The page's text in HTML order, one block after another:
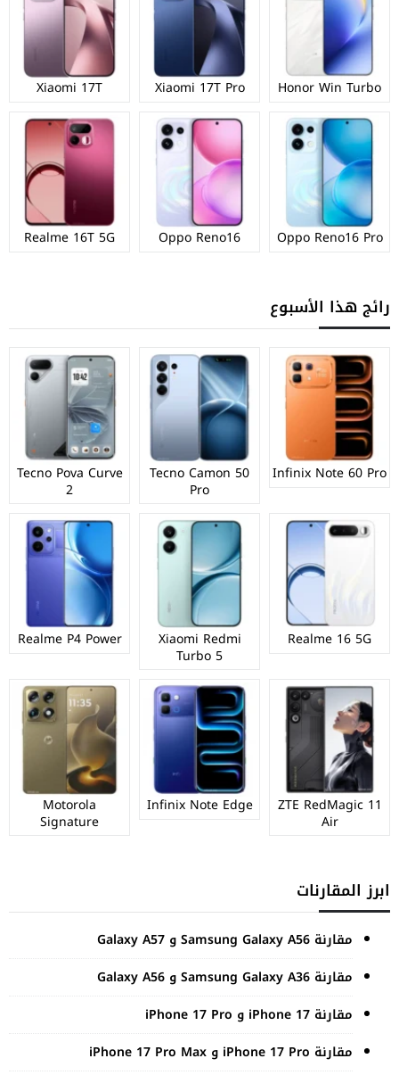
Honor Win Turbo
Xiaomi 17T Pro
Xiaomi 17T
Oppo Reno16 Pro
Oppo Reno16
Realme 16T 5G
رائج هذا الأسبوع
Infinix Note 60 Pro
Tecno Camon 50
Pro
Tecno Pova Curve
2
Realme 16 5G
Xiaomi Redmi
Turbo 5
Realme P4 Power
ZTE RedMagic 11
Air
Infinix Note Edge
Motorola
Signature
ابرز المقارنات
مقارنة Samsung Galaxy A56 و Galaxy A57
مقارنة Samsung Galaxy A36 و Galaxy A56
مقارنة iPhone 17 و iPhone 17 Pro
مقارنة iPhone 17 Pro و iPhone 17 Pro Max